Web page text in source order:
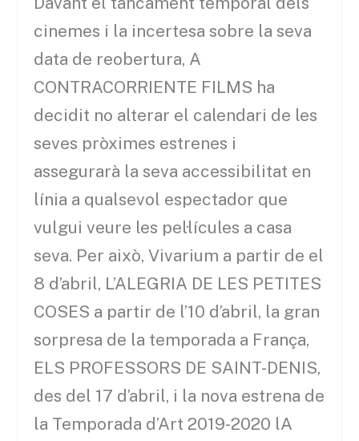
cinemes i la incertesa sobre la seva
data de reobertura, A
CONTRACORRIENTE FILMS ha
decidit no alterar el calendari de les
seves pròximes estrenes i
assegurarà la seva accessibilitat en
línia a qualsevol espectador que
vulgui veure les pel·lícules a casa
seva. Per això, Vivarium a partir de el
8 d’abril, L’ALEGRIA DE LES PETITES
COSES a partir de l’10 d’abril, la gran
sorpresa de la temporada a França,
ELS PROFESSORS DE SAINT-DENIS,
des del 17 d’abril, i la nova estrena de
la Temporada d’Art 2019-2020 lA